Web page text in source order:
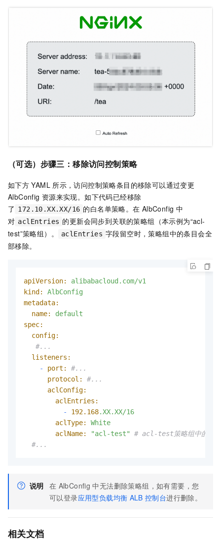
（可选）步骤三：移除访问控制策略
如下方 YAML 所示，访问控制策略条目的移除可以通过变更
AlbConfig 资源来实现。如下代码已经移除
了 172.10.XX.XX/16 的白名单策略。在 AlbConfig 中
对 aclEntries 的更新会同步到关联的策略组（本示例为“acl-
test”策略组）。
aclEntries 字段留空时，策略组中的条目会全
部移除。
apiVersion:
alibabacloud.com/v1
kind:
AlbConfig
metadata:
name:
default
spec:
config:
#...
listeners:
-
port:
#...
protocol:
#...
aclConfig:
aclEntries:
-
192.168.XX.XX/16
aclType:
White
aclName:
"acl-test"
# acl-test策略组中的
#...
说明 在 AlbConfig 中无法删除策略组，如有需要，您
可以登录应用型负载均衡 ALB 控制台进行删除。
相关文档